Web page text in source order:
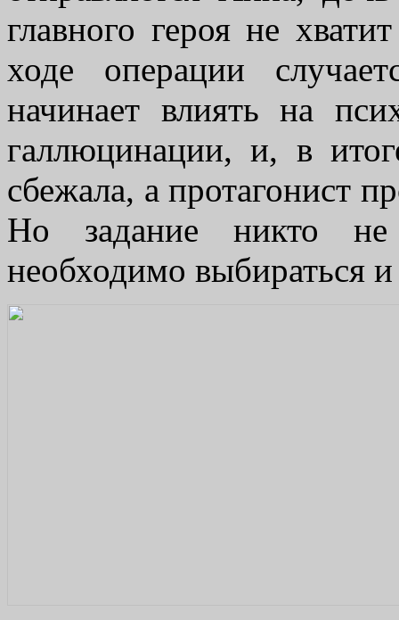
главного героя не
ходе операции
начинает влиять на
галлюцинации, и, в
сбежала, а протагонист
Но задание никто
необходимо выбираться и